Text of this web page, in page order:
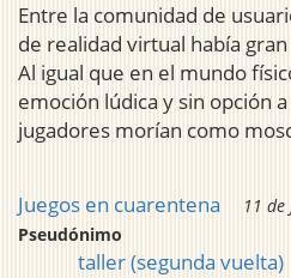
Entre la comunidad de
de realidad virtual había
Al igual que en el mundo
emoción lúdica y sin opción
jugadores morían como
Juegos en cuarentena
11 de
Pseudónimo
taller (segunda vuelta)